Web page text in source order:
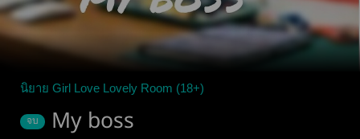
นิยาย Girl Love Lovely Room (18+)
จบ My boss